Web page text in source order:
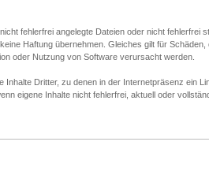
fehlerfrei angelegte Dateien oder nicht fehlerfrei
Haftung übernehmen. Gleiches gilt für Schäden,
oder Nutzung von Software verursacht werden.
Dritter, zu denen in der Internetpräsenz ein
eigene Inhalte nicht fehlerfrei, aktuell oder